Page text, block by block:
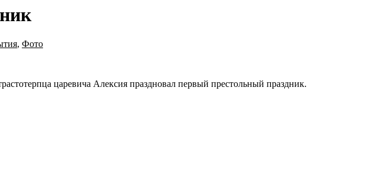
, Фото
царевича Алексия праздновал первый престольный праздник.